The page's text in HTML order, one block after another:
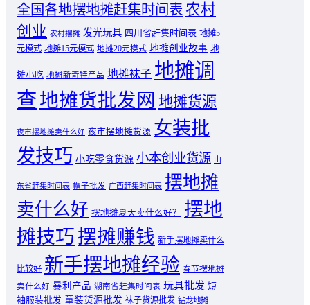
全国各地摆地摊赶集时间表 农村
创业 农村摆摊 发光玩具 四川省赶集时间表 地摊5
元模式 地摊15元模式 地摊20元模式 地摊创业故事 地
摊小吃 地摊新奇特产品 地摊袜子 地摊调
查地摊货批发网 地摊货源
夜市摆地摊卖什么好 夜市摆地摊货源 女装批
发技巧 小吃零食货源 小本创业货源 山
东省赶集时间表 帽子批发 广西赶集时间表 摆地摊
卖什么好 摆地摊夏天卖什么好？
摆地
摊技巧摆摊赚钱 新手摆地摊卖什么
比较好 新手摆地摊经验 春节摆地摊
卖什么好 暴利产品 湖南省赶集时间表 玩具批发 短
袖服装批发 童装货源批发 袜子货源批发 钻龙地摊